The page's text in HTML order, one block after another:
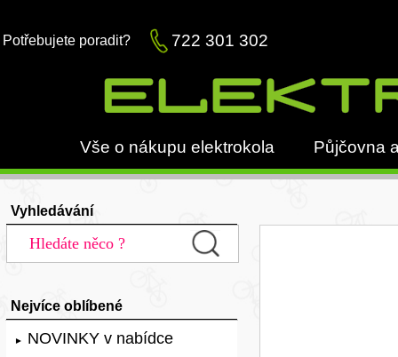
Potřebujete poradit? 722 301 302
Vše o nákupu elektrokola Půjčovna
Vyhledávání
Nejvíce oblíbené
► NOVINKY v nabídce